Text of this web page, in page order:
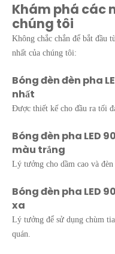
Khám phá các
chúng tôi
Không chắc chắn để bắt đầu
nhất của chúng tôi:
Bóng đèn đèn pha
nhất
Được thiết kế cho đầu ra tối
Bóng đèn pha LED
màu trắng
Lý tưởng cho dầm cao và
Bóng đèn pha LED
xa
Lý tưởng để sử dụng chùm
quán.